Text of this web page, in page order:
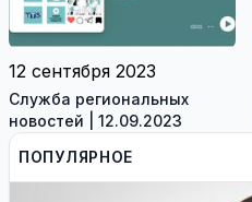
12 сентября 2023
Служба региональных
новостей | 12.09.2023
ПОПУЛЯРНОЕ